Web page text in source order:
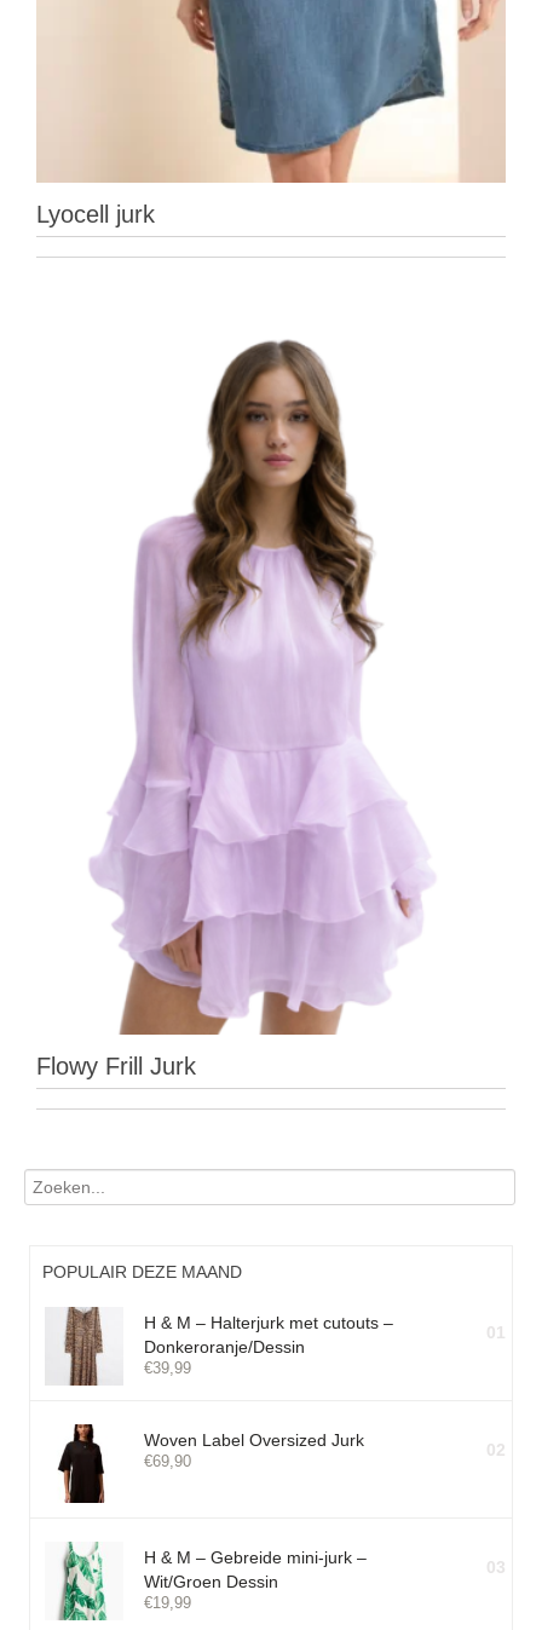
Lyocell jurk
Flowy Frill Jurk
POPULAIR DEZE MAAND
H & M – Halterjurk met cutouts –
Donkeroranje/Dessin
€39,99
01
Woven Label Oversized Jurk
€69,90
02
H & M – Gebreide mini-jurk –
Wit/Groen Dessin
€19,99
03